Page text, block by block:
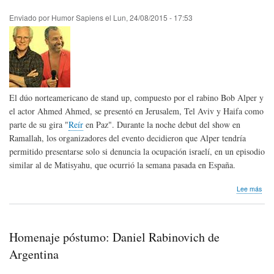
Enviado por Humor Sapiensel Lun, 24/08/2015 - 17:53
El dúo norteamericano de stand up, compuesto por el rabino Bob Alper y
el actor Ahmed Ahmed, se presentó en Jerusalem, Tel Aviv y Haifa como
parte de su gira "Reír en Paz". Durante la noche debut del show en
Ramallah, los organizadores del evento decidieron que Alper tendría
permitido presentarse solo si denuncia la ocupación israelí, en un episodio
similar al de Matisyahu, que ocurrió la semana pasada en España.
Lee más
Homenaje póstumo: Daniel Rabinovich de
Argentina